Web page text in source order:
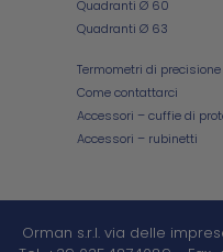
Quadranti Ø 60
Quadranti Ø 63
Termometri di precisione
Come contattarci
Accessori – cuffie di
Accessori – rubinetti
Orman s.r.l. via delle